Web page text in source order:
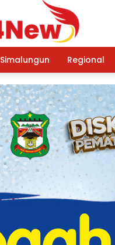
Simalungun Regional